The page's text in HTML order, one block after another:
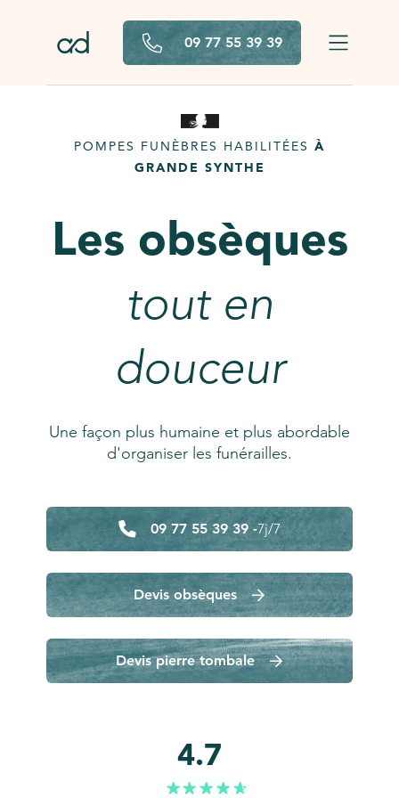
09 77 55 39 39
POMPES FUNÈBRES HABILITÉES À
GRANDE SYNTHE
Les obsèques
tout en
douceur
Une façon plus humaine et plus abordable
d'organiser les funérailles.
09 77 55 39 39 -7j/7
Devis obsèques
Devis pierre tombale
4.7